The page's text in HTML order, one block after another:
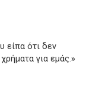
είπα ότι δεν
για εμάς.»